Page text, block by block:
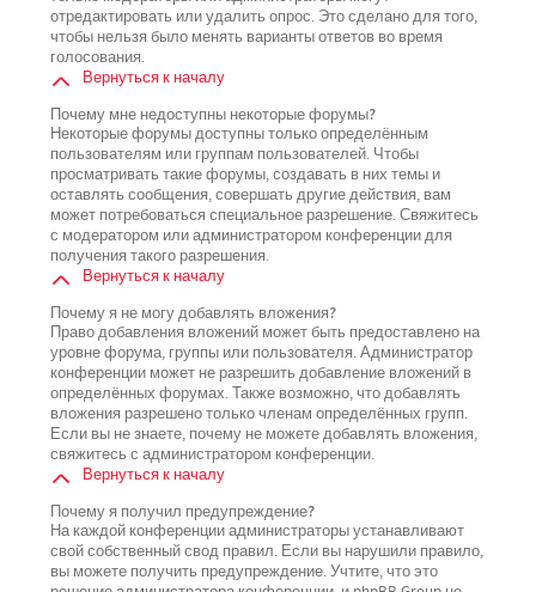
отредактировать или удалить опрос. Это сделано для того,
чтобы нельзя было менять варианты ответов во время
голосования.
Вернуться к началу
Почему мне недоступны некоторые форумы?
Некоторые форумы доступны только определённым
пользователям или группам пользователей. Чтобы
просматривать такие форумы, создавать в них темы и
оставлять сообщения, совершать другие действия, вам
может потребоваться специальное разрешение. Свяжитесь
с модератором или администратором конференции для
получения такого разрешения.
Вернуться к началу
Почему я не могу добавлять вложения?
Право добавления вложений может быть предоставлено на
уровне форума, группы или пользователя. Администратор
конференции может не разрешить добавление вложений в
определённых форумах. Также возможно, что добавлять
вложения разрешено только членам определённых групп.
Если вы не знаете, почему не можете добавлять вложения,
свяжитесь с администратором конференции.
Вернуться к началу
Почему я получил предупреждение?
На каждой конференции администраторы устанавливают
свой собственный свод правил. Если вы нарушили правило,
вы можете получить предупреждение. Учтите, что это